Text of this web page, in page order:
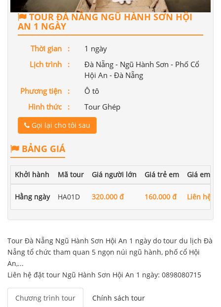
TOUR ĐÀ NẴNG NGŨ HÀNH SƠN HỘI
AN 1 NGÀY
Thời gian :
1 ngày
Lịch trình :
Đà Nẵng - Ngũ Hành Sơn - Phố Cổ
Hội An - Đà Nẵng
Phương tiện :
Ô tô
Hình thức :
Tour Ghép
Gọi lại cho tôi sau
BẢNG GIÁ
Khởi hành Mã tour Giá người lớn Giá trẻ em Giá em bé
Hằng ngày HA01D 320.000 đ 160.000 đ Liên hệ
Tour Đà Nẵng Ngũ Hành Sơn Hội An 1 ngày do tour du lịch Đà
Nẵng tổ chức tham quan 5 ngọn núi ngũ hành, phố cổ Hội
An,...
Liên hệ đặt tour Ngũ Hành Sơn Hội An 1 ngày: 0898080715
Chương trình tour Chính sách tour